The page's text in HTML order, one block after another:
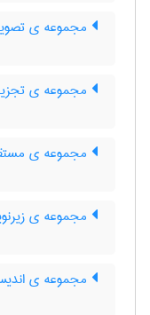
مجموعه ی
مجموعه ی
مجموعه ی
مجموعه ی
مجموعه ی